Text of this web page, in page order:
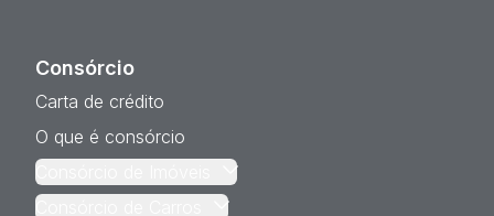
Consórcio
Carta de crédito
O que é consórcio
Consórcio de Imóveis
Consórcio de Carros